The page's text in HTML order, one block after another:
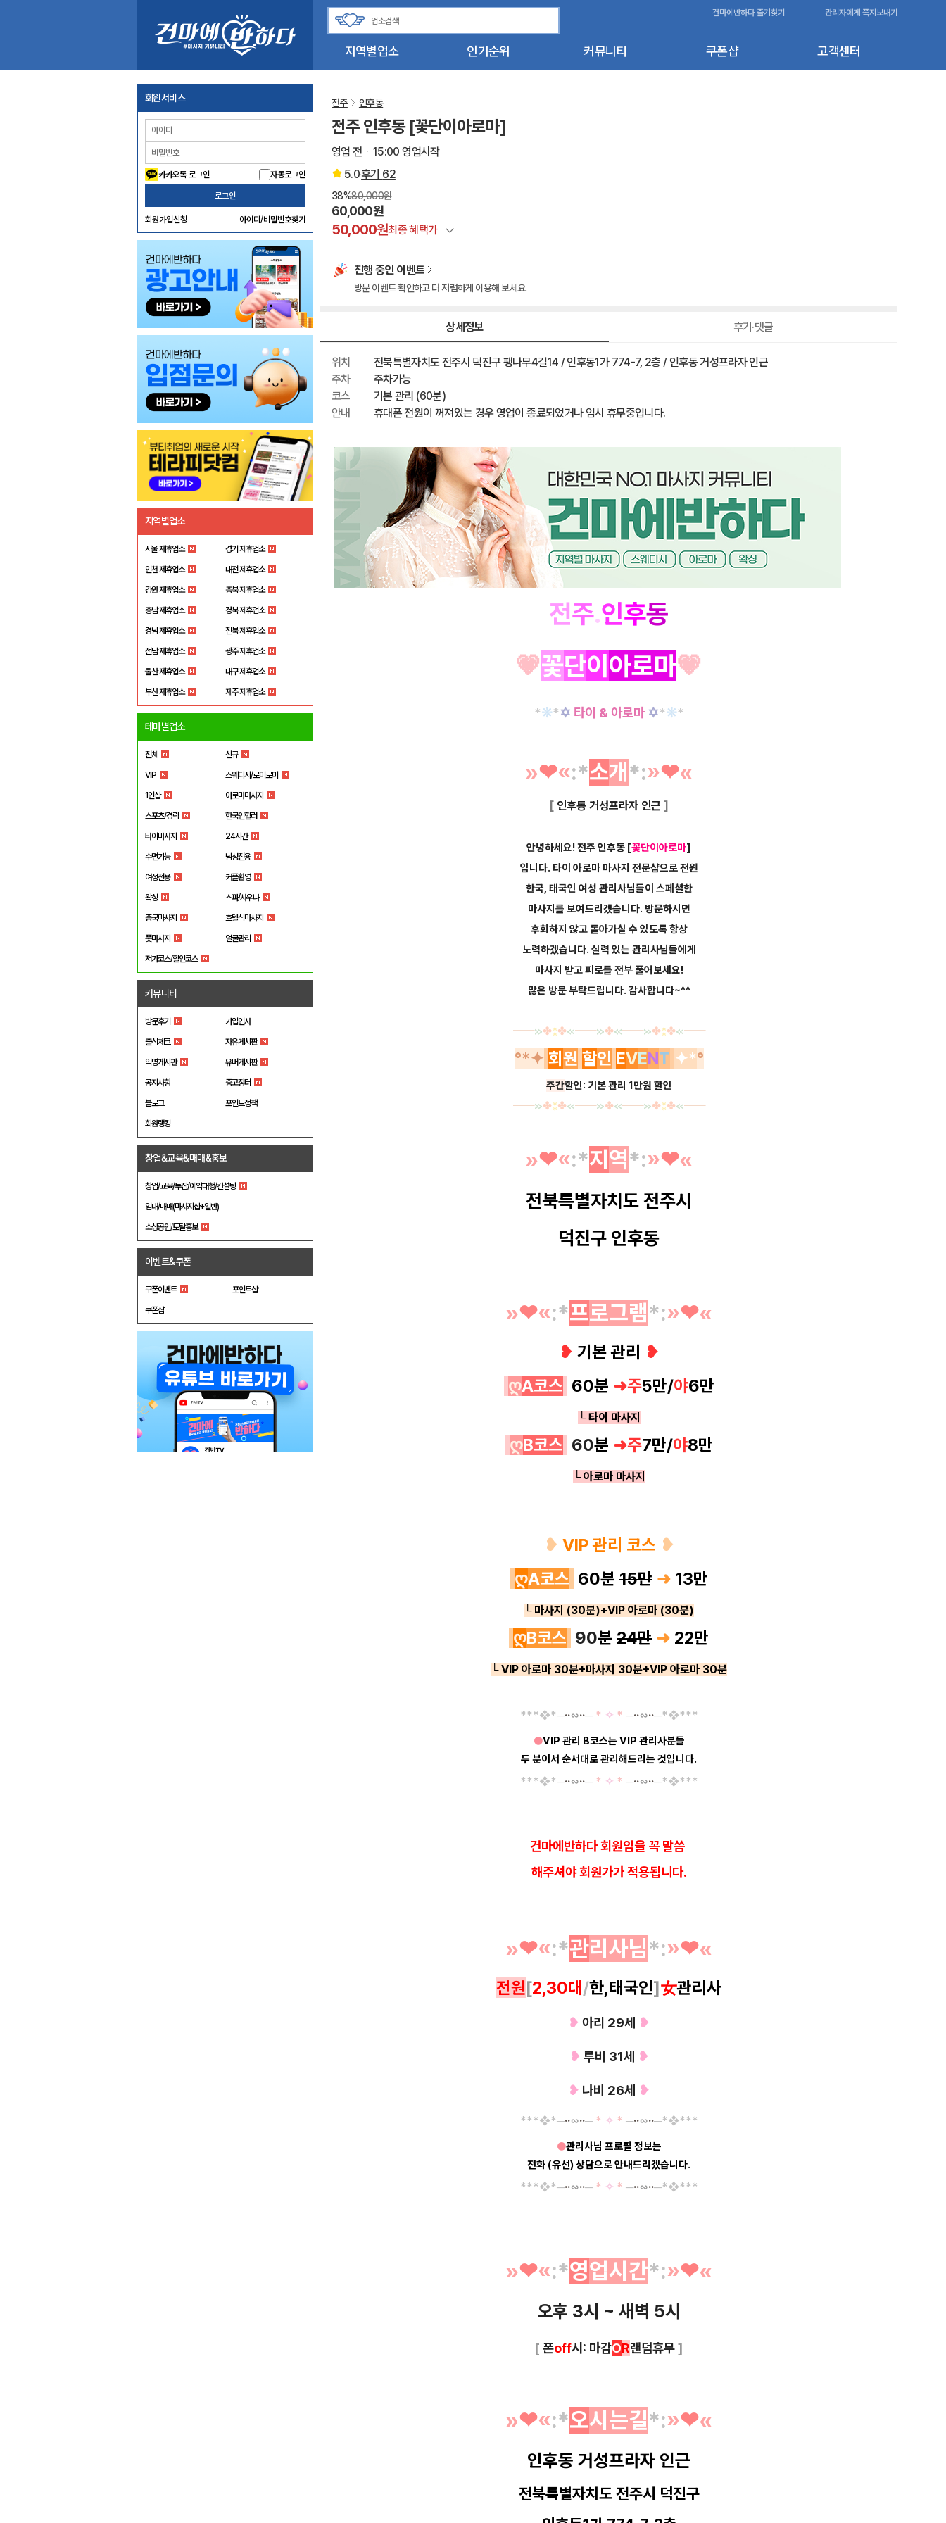
지역별업소 인기순위 커뮤니티 쿠폰샵 고객센터
건마에반하다 즐겨찾기 관리자에게 쪽지보내기
회원서비스
카카오톡 로그인 자동로그인
로그인
회원가입신청 아이디/비밀번호찾기
지역별업소
서울 제휴업소 경기 제휴업소
인천 제휴업소 대전 제휴업소
강원 제휴업소 충북 제휴업소
충남 제휴업소 경북 제휴업소
경남 제휴업소 전북 제휴업소
전남 제휴업소 광주 제휴업소
울산 제휴업소 대구 제휴업소
부산 제휴업소 제주 제휴업소
테마별업소
전체 신규
VIP 스웨디시/로미로미
1인샵 아로마마사지
스포츠/경락 한국인힐러
타이마사지 24시간
수면가능 남성전용
여성전용 커플환영
왁싱 스파/사우나
중국마사지 호텔식마사지
풋마사지 얼굴관리
저가코스/할인코스
커뮤니티
방문후기 가입인사
출석체크 자유게시판
익명게시판 유머게시판
공지사항 중고장터
블로그 포인트정책
회원랭킹
창업&교육&매매&홍보
창업/교육/투잡/예약대행/컨설팅
임대/매매(마사지샵+일반)
소상공인/토탈홍보
이벤트&쿠폰
쿠폰이벤트 포인트샵
쿠폰샵
전주 인후동
전주 인후동 [꽃단이아로마]
영업 전
15:00 영업시작
5.0후기 62
38%80,000원
60,000원
50,000원최종 혜택가
건마에반하다 특별할인
이벤트 할인
진행 중인 이벤트
방문 이벤트 확인하고 더 저렴하게 이용해 보세요.
상세정보 후기·댓글
위치
전북특별자치도 전주시 덕진구 팽나무4길14 / 인후동1가 774-7, 2층 / 인후동 거성프라자 인근
주차
주차가능
코스
기본 관리 (60분)
안내
휴대폰 전원이 꺼져있는 경우 영업이 종료되었거나 임시 휴무중입니다.
전주.인후동
💗꽃단이 아로마💗
*❊*✡ 타이 & 아로마 ✡*❊*
»❤︎«:*소개 *:»❤︎«
[ 인후동 거성프라자 인근 ]
안녕하세요! 전주 인후동 [꽃단이아로마]
입니다. 타이 아로마 마사지 전문샵으로 전원
한국, 태국인 여성 관리사님들이 스페셜한
마사지를 보여드리겠습니다. 방문하시면
후회하지 않고 돌아가실 수 있도록 항상
노력하겠습니다. 실력 있는 관리사님들에게
마사지 받고 피로를 전부 풀어보세요!
많은 방문 부탁드립니다. 감사합니다~^^
━━≫✤⁑✤≪━━≫✤≪━━≫✤⁑✤≪━━
°*✦ 회 원 할인 EVENT ✦*°
주간할인: 기본 관리 1만원 할인
━━≫✤⁑✤≪━━≫✤≪━━≫✤⁑✤≪━━
»❤︎«:*지 역*:»❤︎«
전북특별자치도 전주시
덕진구 인후동
»❤︎«:*프로그램*:»❤︎«
❥ 기본 관리 ❥
ღA코스 60분 ➜주5만/야6만
└ 타이 마사지
ღB코스 60분 ➜주7만/야8만
└ 아로마 마사지
❥ VIP 관리 코스 ❥
ღA코스 60분 15만 ➜ 13만
└ 마사지 (30분)+VIP 아로마 (30분)
ღB코스 90분 24만 ➜ 22만
└ VIP 아로마 30분+마사지 30분+VIP 아로마 30분
* * *❖*─··∽··─ * ✧ * ─··∽··─*❖* * *
●VIP 관리 B코스는 VIP 관리사분들
두 분이서 순서대로 관리해드리는 것입니다.
* * *❖*─··∽··─ * ✧ * ─··∽··─*❖* **
건마에반하다 회원임을 꼭 말씀
해주셔야 회원가가 적용됩니다.
»❤︎«:*관리사님*:»❤︎«
전원[2,30대 /한,태국인]女관리사
❥ 아리 29세 ❥
❥ 루비 31세 ❥
❥ 나비 26세 ❥
* * *❖*─··∽··─ * ✧ * ─··∽··─*❖* * *
●관리사님 프로필 정보는
전화 (유선) 상담으로 안내드리겠습니다.
* * *❖*─··∽··─ * ✧ * ─··∽··─*❖* **
»❤︎«:*영업시간*:»❤︎«
오후 3시 ~ 새벽 5시
[ 폰off시: 마감OR랜덤휴무]
»❤︎«:*오시는길*:»❤︎«
인후동 거성프라자 인근
전북특별자치도 전주시 덕진구